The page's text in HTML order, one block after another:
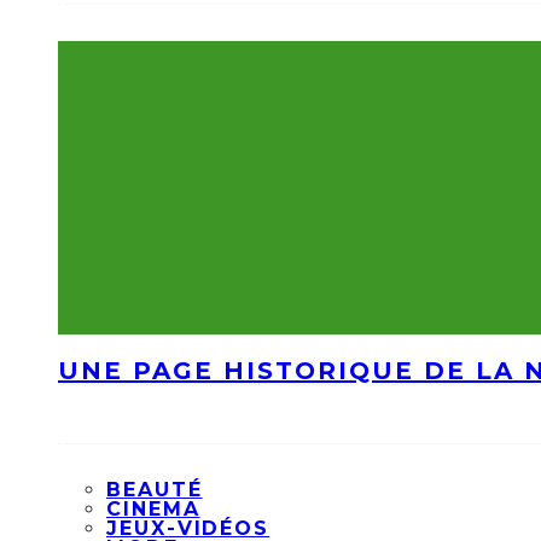
UNE PAGE HISTORIQUE DE LA
BEAUTÉ
CINEMA
JEUX-VIDÉOS